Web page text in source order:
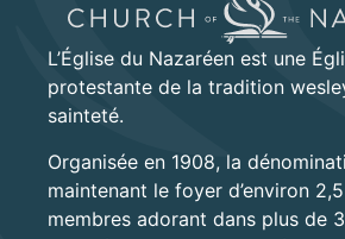
L’Église du Nazaréen est une
protestante de la tradition
sainteté.
Organisée en 1908, la
maintenant le foyer d’environ
membres adorant dans plus de